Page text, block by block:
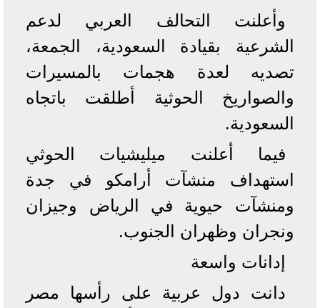
وأعلنت التحالف العربي لدعم
الشرعية بقيادة السعودية، الجمعة،
تصديه لعدة هجمات بالمسيرات
والصواريخ الحوثية أطلقت باتجاه
السعودية.
فيما أعلنت ميليشيات الحوثي
استهداف منشآت أرامكو في جدة
ومنشآت حيوية في الرياض وجيزان
ونجران وظهران الجنوب.
إدانات واسعة
دانت دول عربية على رأسها مصر